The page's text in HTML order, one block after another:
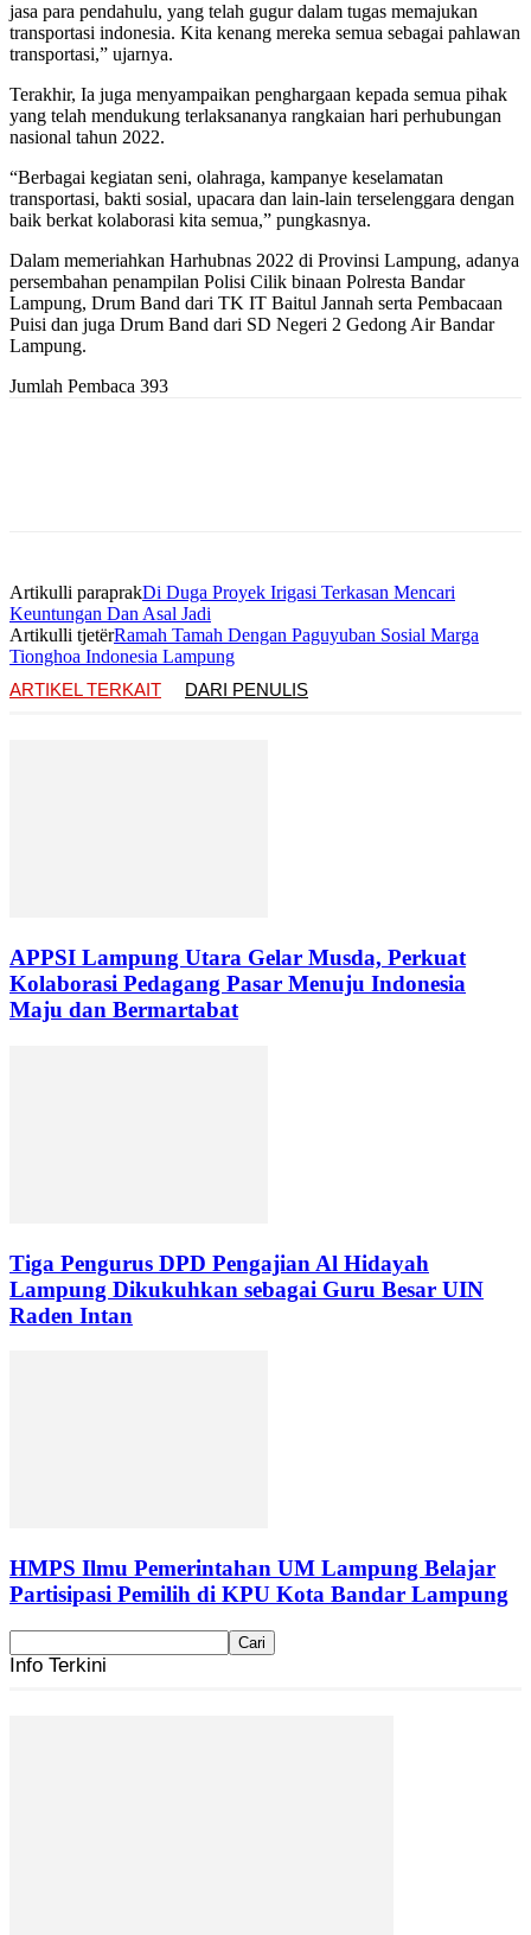
jasa para pendahulu, yang telah gugur dalam tugas memajukan
transportasi indonesia. Kita kenang mereka semua sebagai pahlawan
transportasi,” ujarnya.
Terakhir, Ia juga menyampaikan penghargaan kepada semua pihak
yang telah mendukung terlaksananya rangkaian hari perhubungan
nasional tahun 2022.
“Berbagai kegiatan seni, olahraga, kampanye keselamatan
transportasi, bakti sosial, upacara dan lain-lain terselenggara dengan
baik berkat kolaborasi kita semua,” pungkasnya.
Dalam memeriahkan Harhubnas 2022 di Provinsi Lampung, adanya
persembahan penampilan Polisi Cilik binaan Polresta Bandar
Lampung, Drum Band dari TK IT Baitul Jannah serta Pembacaan
Puisi dan juga Drum Band dari SD Negeri 2 Gedong Air Bandar
Lampung.
Jumlah Pembaca 393
Artikulli paraprakDi Duga Proyek Irigasi Terkasan Mencari
Keuntungan Dan Asal Jadi
Artikulli tjetërRamah Tamah Dengan Paguyuban Sosial Marga
Tionghoa Indonesia Lampung
ARTIKEL TERKAIT
DARI PENULIS
APPSI Lampung Utara Gelar Musda, Perkuat
Kolaborasi Pedagang Pasar Menuju Indonesia
Maju dan Bermartabat
Tiga Pengurus DPD Pengajian Al Hidayah
Lampung Dikukuhkan sebagai Guru Besar UIN
Raden Intan
HMPS Ilmu Pemerintahan UM Lampung Belajar
Partisipasi Pemilih di KPU Kota Bandar Lampung
Info Terkini